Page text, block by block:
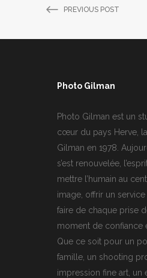
PREVIOUS POST
Photo Gilman
Photo Gilman est un
cœur du pays Herve,
Gilman en 1978.
s’est renouvelée,
mettre l’humain au
image, offrir un
faire de chaque prise
moment de confiance
Que ce soit pour un
famille, un shooting
impression fine art, un